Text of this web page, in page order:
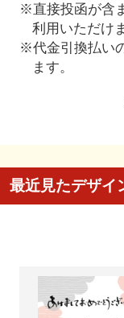
※直接投函が含
利用いただけ
※代金引換払い
ます。
最近見たデザイ